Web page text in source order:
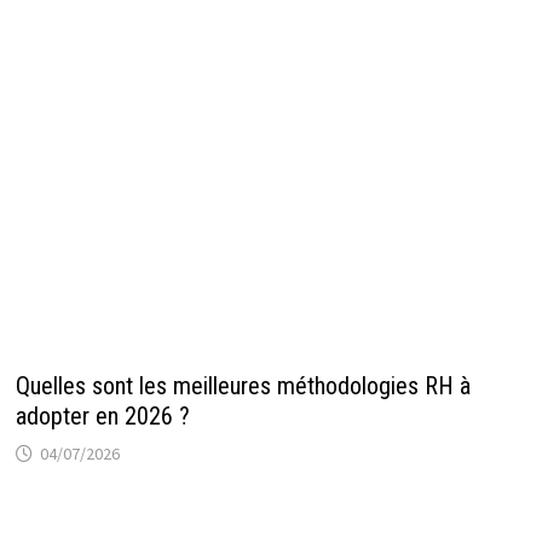
Quelles sont les meilleures méthodologies RH à
adopter en 2026 ?
04/07/2026